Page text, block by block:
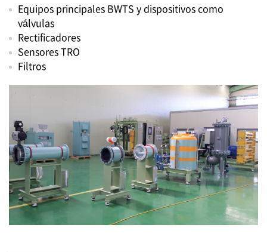
Equipos principales BWTS y dispositivos como
válvulas
Rectificadores
Sensores TRO
Filtros